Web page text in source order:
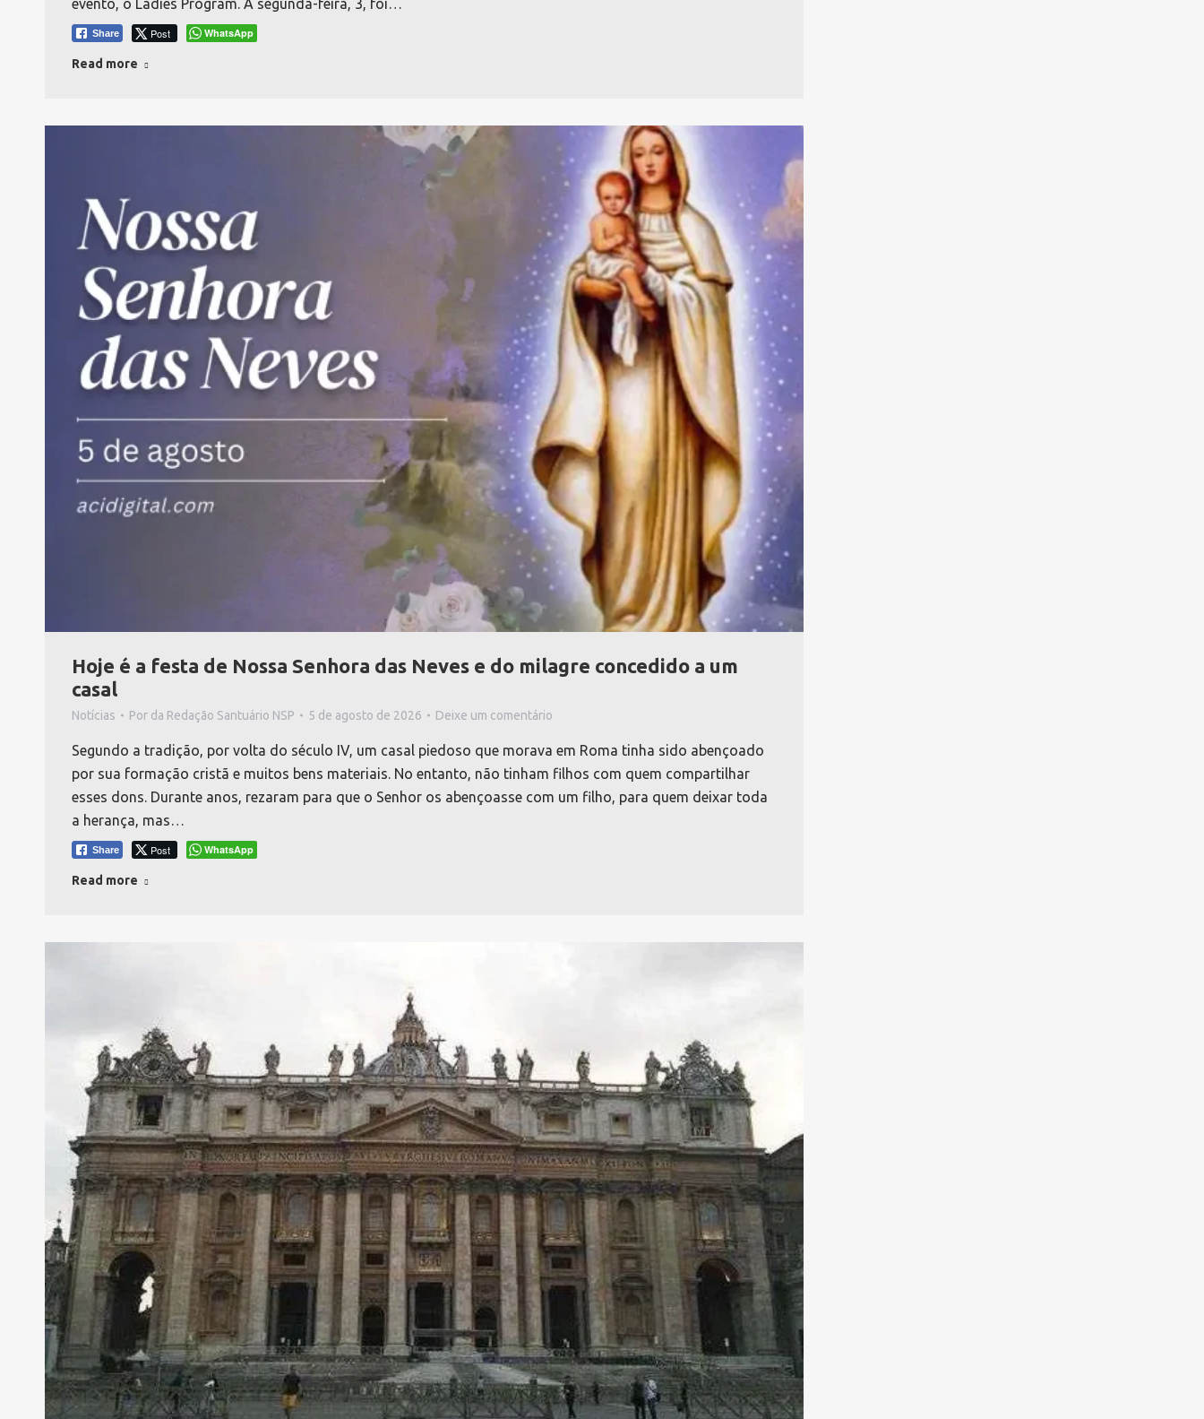
evento, o Ladies Program. A segunda-feira, 3, foi…
Share Post WhatsApp
Read more
Hoje é a festa de Nossa Senhora das Neves e do milagre concedido a um
casal
Notícias Por da Redação Santuário NSP 5 de agosto de 2026 Deixe um comentário
Segundo a tradição, por volta do século IV, um casal piedoso que morava em Roma tinha sido abençoado
por sua formação cristã e muitos bens materiais. No entanto, não tinham filhos com quem compartilhar
esses dons. Durante anos, rezaram para que o Senhor os abençoasse com um filho, para quem deixar toda
a herança, mas…
Share Post WhatsApp
Read more